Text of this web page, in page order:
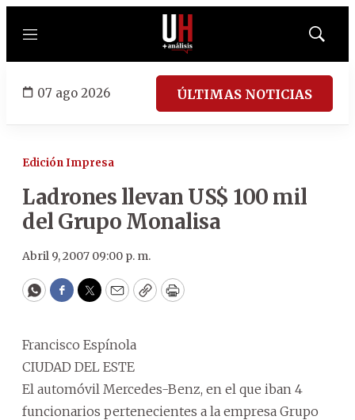
Menú
Mostrar
07 ago 2026 ÚLTIMAS NOTICIAS
Edición Impresa
Ladrones llevan US$ 100 mil
del Grupo Monalisa
Abril 9, 2007 09:00 p. m.
WhatsApp
Facebook
Twitter
EmailCopyPrint
Francisco Espínola
CIUDAD DEL ESTE
El automóvil Mercedes-Benz, en el que iban 4
funcionarios pertenecientes a la empresa Grupo